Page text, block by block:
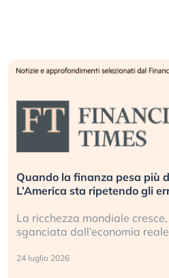
Quando la finanza pesa più
L’America sta ripetendo gli
La ricchezza mondiale
sganciata dall’economia
24 luglio 2026